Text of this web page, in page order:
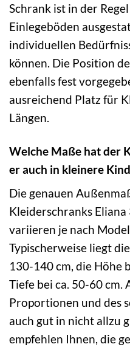
Schrank ist in der
Einlegeböden
individuellen
können. Die Position
ebenfalls fest
ausreichend Platz für
Längen.
Welche Maße hat der
er auch in kleinere
Die genauen
Kleiderschranks
variieren je nach
Typischerweise liegt
130-140 cm, die Höhe
Tiefe bei ca. 50-60 cm.
Proportionen und des
auch gut in nicht allzu
empfehlen Ihnen, die